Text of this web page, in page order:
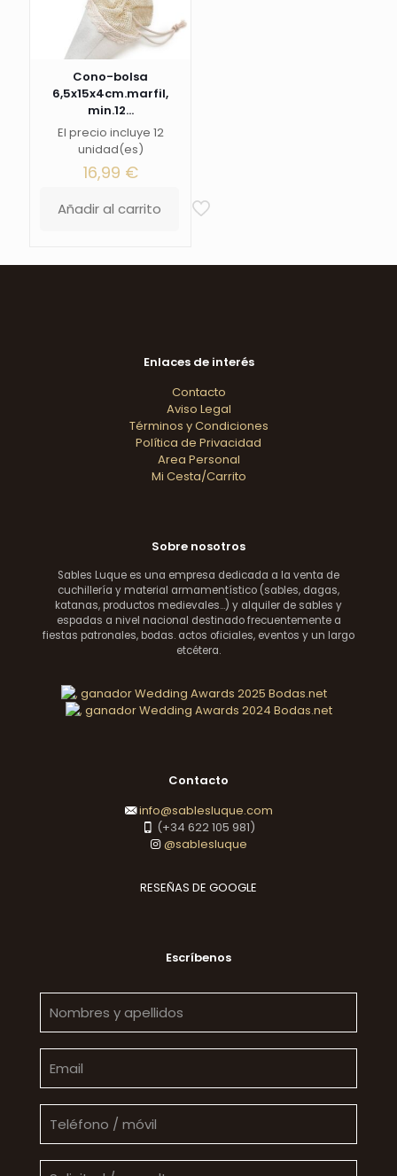
Cono-bolsa
6,5x15x4cm.marfil,
min.12...
El precio incluye 12
unidad(es)
16,99 €
Añadir al carrito
Enlaces de interés
Contacto
Aviso Legal
Términos y Condiciones
Política de Privacidad
Area Personal
Mi Cesta/Carrito
Sobre nosotros
Sables Luque es una empresa dedicada a la venta de
cuchillería y material armamentístico (sables, dagas,
katanas, productos medievales...) y alquiler de sables y
espadas a nivel nacional destinado frecuentemente a
fiestas patronales, bodas. actos oficiales, eventos y un largo
etcétera.
Contacto
info@sablesluque.com
(+34 622 105 981)
@sablesluque
RESEÑAS DE GOOGLE
Escríbenos